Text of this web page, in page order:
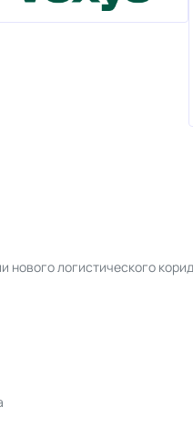
логистического